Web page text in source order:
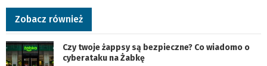
Zobacz również
Czy twoje żappsy są bezpieczne? Co wiadomo o
cyberataku na Żabkę